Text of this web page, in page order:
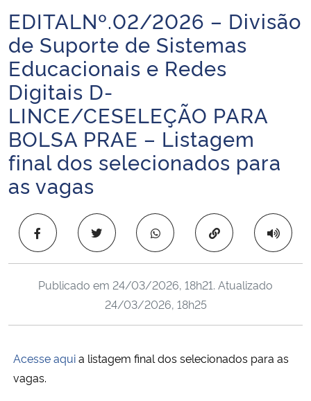
Ministério da Agricultura, Pecuária e Abastecimento
Ministério da Educação
Ministério da Cidadania
Ministério da Saúde
Ministério da Ciência, Tecnologia, Inovações e Comunicações
Ministério do Meio Ambiente
Ministério do Turismo
Ministério do Desenvolvimento Regional
Controladoria-Geral da União
Início do conteúdo
EDITALNº.02/2026 – Divisão
de Suporte de Sistemas
Educacionais e Redes
Digitais D-
LINCE/CESELEÇÃO PARA
BOLSA PRAE – Listagem
final dos selecionados para
as vagas
Copiar para área
Publicado em 24/03/2026, 18h21. Atualizado
24/03/2026, 18h25
Acesse aquia listagem final dos selecionados para as
vagas.